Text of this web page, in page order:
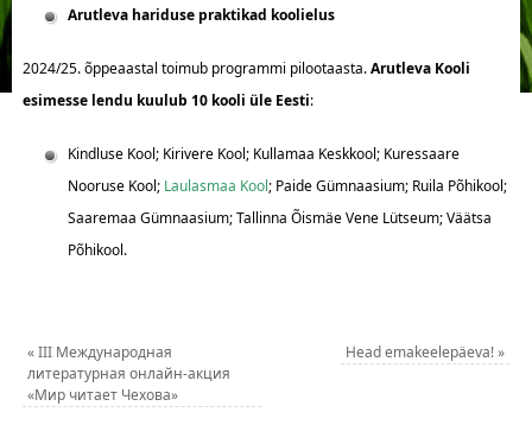
Arutleva hariduse praktikad koolielus
2024/25. õppeaastal toimub programmi pilootaasta.Arutleva Kooli
esimesse lendu kuulub 10 kooli üle Eesti:
Kindluse Kool; Kirivere Kool; Kullamaa Keskkool; Kuressaare
Nooruse Kool; Laulasmaa Kool; Paide Gümnaasium; Ruila Põhikool;
Saaremaa Gümnaasium; Tallinna Õismäe Vene Lütseum; Väätsa
Põhikool.
«III Международная
литературная онлайн-акция
«Мир читает Чехова»
Head emakeelepäeva!»